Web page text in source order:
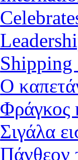
Ο
Φράγκος
Σιγάλα
Πάνθεον